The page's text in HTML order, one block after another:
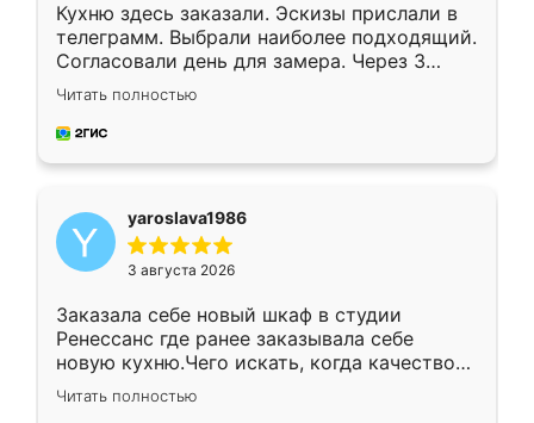
Кухню здесь заказали. Эскизы прислали в
телеграмм. Выбрали наиболее подходящий.
Согласовали день для замера. Через 3
недели кухня была уже готова. Остались
довольны работой. Спасибо Ренессанс
мебель за качественную работу!
Читать полностью
yaroslava1986
3 августа 2026
Заказала себе новый шкаф в студии
Ренессанс где ранее заказывала себе
новую кухню.Чего искать, когда качеством
вполне довольна. Служит кухня уже почти
два года, нареканий нет.
Читать полностью